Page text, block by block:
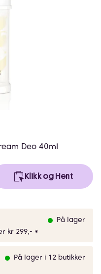
Deo 40ml
Klikk og Hent
På lager
kr 299,- *
På lager i 12 butikker